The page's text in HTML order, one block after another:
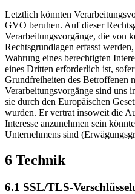
Letztlich könnten
GVO beruhen. Auf dieser
Verarbeitungsvorgänge, die von
Rechtsgrundlagen erfasst
Wahrung eines berechtigten
eines Dritten erforderlich ist,
Grundfreiheiten des Betroffenen
Verarbeitungsvorgänge sind uns
sie durch den Europäischen
wurden. Er vertrat insoweit die
Interesse anzunehmen sein
Unternehmens sind
6 Technik
6.1 SSL/TLS-